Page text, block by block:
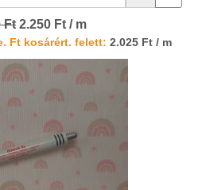
Ft 2.250 Ft / m
Ft kosárért. felett: 2.025 Ft / m